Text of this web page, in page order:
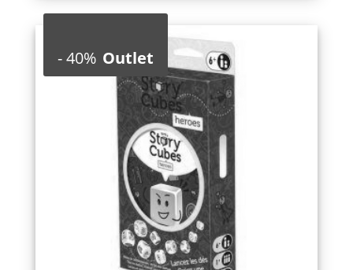
-40% Outlet